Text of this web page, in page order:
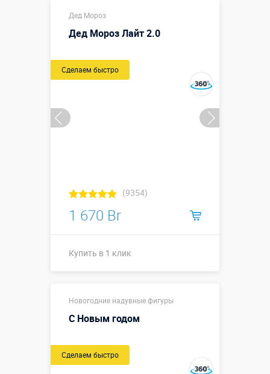
Дед Мороз
Дед Мороз Лайт 2.0
Сделаем быстро
(9354)
1 670 Br
Купить в 1 клик
Больше деталей →
Купить в 1 клик
Новогодние надувные фигуры
С Новым годом
Сделаем быстро